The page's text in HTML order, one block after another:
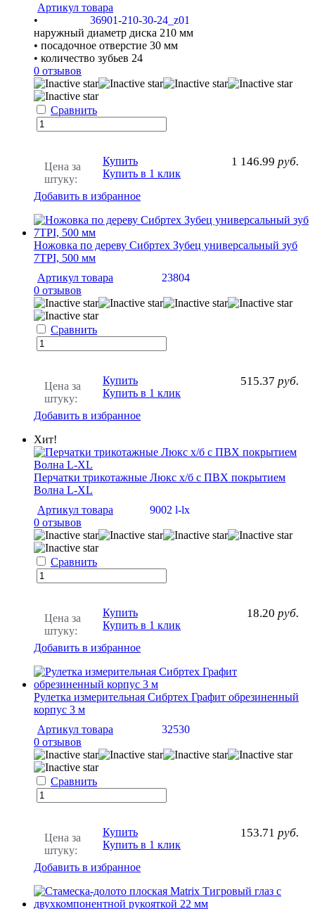
Артикул товара
36901-210-30-24_z01
•
наружный диаметр диска 210 мм
• посадочное отверстие 30 мм
• количество зубьев 24
0 отзывов
Сравнить
Цена за
штуку:
1 146.99 руб.
Купить
Купить в 1 клик
Добавить в избранное
Ножовка по дереву Сибртех Зубец универсальный зуб
7TPI, 500 мм
Артикул товара
23804
0 отзывов
Сравнить
Цена за
штуку:
515.37 руб.
Купить
Купить в 1 клик
Добавить в избранное
Хит!
Перчатки трикотажные Люкс х/б с ПВХ покрытием
Волна L-XL
Артикул товара
9002 l-lx
0 отзывов
Сравнить
Цена за
штуку:
18.20 руб.
Купить
Купить в 1 клик
Добавить в избранное
Рулетка измерительная Сибртех Графит обрезиненный
корпус 3 м
Артикул товара
32530
0 отзывов
Сравнить
Цена за
штуку:
153.71 руб.
Купить
Купить в 1 клик
Добавить в избранное